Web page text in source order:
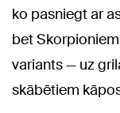
ko pasniegt ar
bet
variants — uz
skābētiem